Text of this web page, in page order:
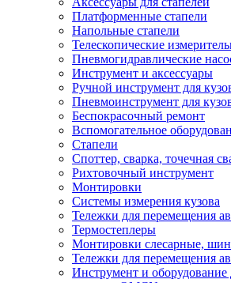
Платформенные стапели
Напольные стапели
Телескопические
Пневмогидравлические
Инструмент и аксессуары
Ручной инструмент для
Пневмоинструмент для
Беспокрасочный ремонт
Вспомогательное
Стапели
Споттер, сварка, точечная
Рихтовочный инструмент
Монтировки
Системы измерения кузова
Тележки для перемещения
Термостеплеры
Монтировки слесарные,
Тележки для перемещения
Инструмент и оборудование